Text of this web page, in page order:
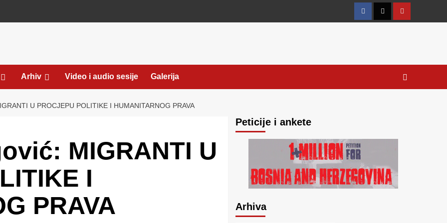
Arhiv Video i audio sesije Galerija
U PROCJEPU POLITIKE I HUMANITARNOG PRAVA
MIGRANTI U
I
PRAVA
Peticije i ankete
Arhiva